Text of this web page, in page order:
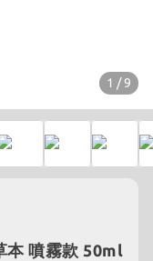
1 / 9
本 噴霧款 50ml